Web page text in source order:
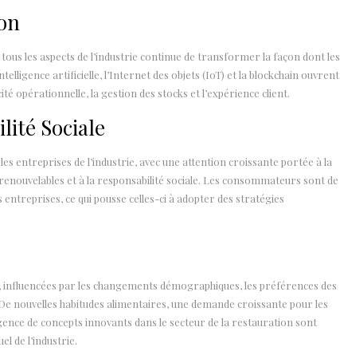
les aspects de l’industrie continue de transformer la façon dont les
artificielle, l’Internet des objets (IoT) et la blockchain ouvrent
opérationnelle, la gestion des stocks et l’expérience client.
Sociale
entreprises de l’industrie, avec une attention croissante portée à la
et à la responsabilité sociale. Les consommateurs sont de
entreprises, ce qui pousse celles-ci à adopter des stratégies
par les changements démographiques, les préférences des
nouvelles habitudes alimentaires, une demande croissante pour les
de concepts innovants dans le secteur de la restauration sont
de l’industrie.